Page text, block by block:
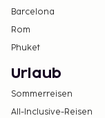
Barcelona
Rom
Phuket
Urlaub
Sommerreisen
All-Inclusive-Reisen